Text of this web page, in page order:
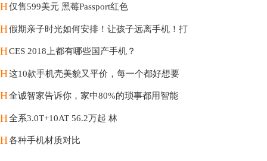
H仅售599美元 黑莓Passport红色
H假期亲子时光如何安排！让孩子远离手机！打
HCES 2018上都有哪些国产手机？
H这10款手机壳美貌又平价，每一个都好想要
H全诚智家告诉你，家中80%的琐事都用智能
H全系3.0T+10AT 56.2万起 林
H各种手机材质对比